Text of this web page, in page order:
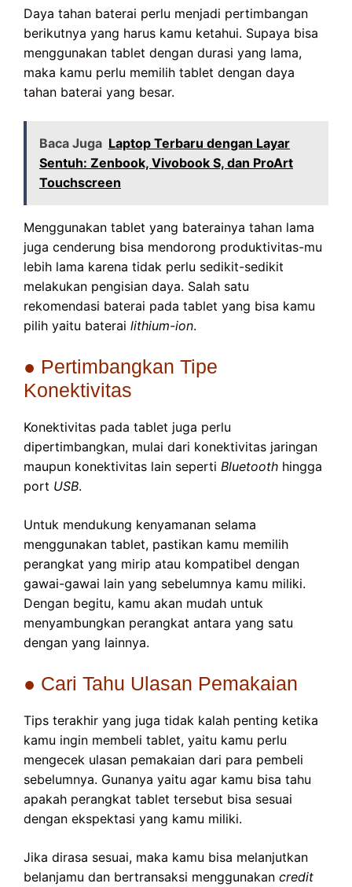
Daya tahan baterai perlu menjadi pertimbangan
berikutnya yang harus kamu ketahui. Supaya bisa
menggunakan tablet dengan durasi yang lama,
maka kamu perlu memilih tablet dengan daya
tahan baterai yang besar.
Baca Juga Laptop Terbaru dengan Layar
Sentuh: Zenbook, Vivobook S, dan ProArt
Touchscreen
Menggunakan tablet yang baterainya tahan lama
juga cenderung bisa mendorong produktivitas-mu
lebih lama karena tidak perlu sedikit-sedikit
melakukan pengisian daya. Salah satu
rekomendasi baterai pada tablet yang bisa kamu
pilih yaitu baterai lithium-ion.
● Pertimbangkan Tipe
Konektivitas
Konektivitas pada tablet juga perlu
dipertimbangkan, mulai dari konektivitas jaringan
maupun konektivitas lain seperti Bluetooth hingga
port USB.
Untuk mendukung kenyamanan selama
menggunakan tablet, pastikan kamu memilih
perangkat yang mirip atau kompatibel dengan
gawai-gawai lain yang sebelumnya kamu miliki.
Dengan begitu, kamu akan mudah untuk
menyambungkan perangkat antara yang satu
dengan yang lainnya.
● Cari Tahu Ulasan Pemakaian
Tips terakhir yang juga tidak kalah penting ketika
kamu ingin membeli tablet, yaitu kamu perlu
mengecek ulasan pemakaian dari para pembeli
sebelumnya. Gunanya yaitu agar kamu bisa tahu
apakah perangkat tablet tersebut bisa sesuai
dengan ekspektasi yang kamu miliki.
Jika dirasa sesuai, maka kamu bisa melanjutkan
belanjamu dan bertransaksi menggunakan credit